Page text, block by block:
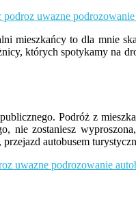
mieszkańcy to dla mnie
których spotykamy na
Podróż z
nie zostaniesz
autobusem